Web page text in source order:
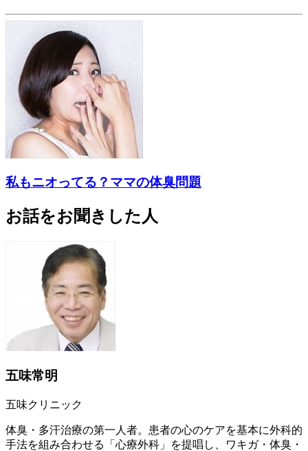
私もニオってる？ママの体臭問題
お話をお聞きした人
五味常明
五味クリニック
体臭・多汗治療の第一人者。患者の心のケアを基本に外科的
手法を組み合わせる「心療外科」を提唱し、ワキガ・体臭・